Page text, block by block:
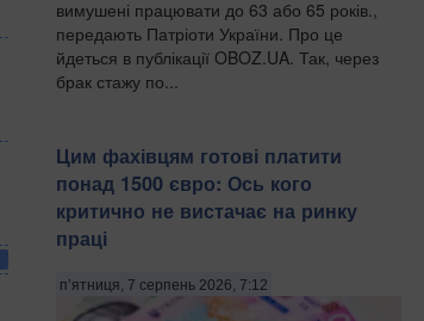
вимушені працювати до 63 або 65 років.,
передають Патріоти України. Про це
йдеться в публікації OBOZ.UA. Так, через
брак стажу по...
Цим фахівцям готові платити
понад 1500 євро: Ось кого
критично не вистачає на ринку
праці
п’ятниця, 7 серпень 2026, 7:12